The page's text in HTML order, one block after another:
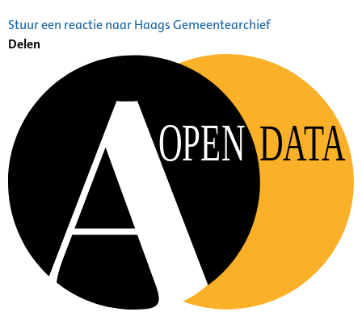
Stuur een reactie naar Haags Gemeentearchief
Delen
OPEN DATA